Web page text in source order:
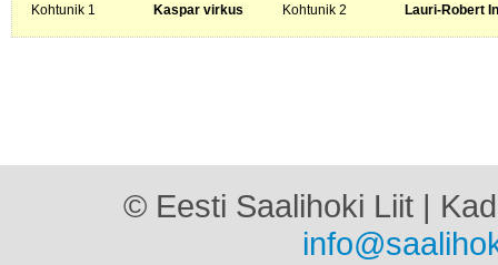
Kohtunik 1
Kaspar virkus Kohtunik 2 Lauri-Robert
© Eesti Saalihoki Liit |